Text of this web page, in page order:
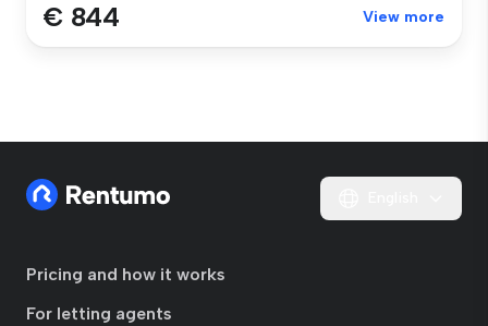
€ 844 View more
Pricing and how it works
For letting agents